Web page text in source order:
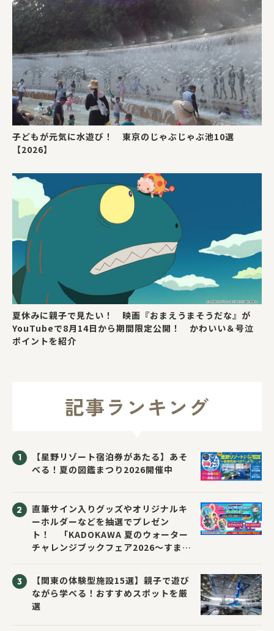
子どもが元気に水遊び！ 東京のじゃぶじゃぶ池10選
【2026】
夏休みに親子で見たい！ 映画『おまえうまそうだな』が
YouTubeで8月14日から期間限定公開！ かわいい＆号泣
ポイントを紹介
記事ランキング
【星野リゾート宿泊券があたる】あそ
べる！夏の図鑑まつり2026開催中
直筆サイン入りグッズやオリジナルキ
ーホルダーなどを抽選でプレゼン
ト！ 「KADOKAWA 夏のウォーター
チャレンジブックフェア2026～すまな
【関東の体験型施設15選】親子で遊び
ながら学べる！おすすめスポットを厳
選